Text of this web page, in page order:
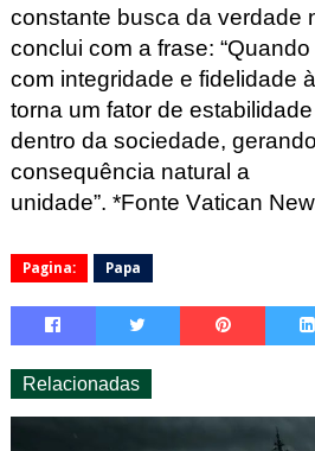
constante busca da verdade
conclui com a frase:
com integridade e fidelidade
torna um fator de
dentro da sociedade,
consequência natural a
unidade”. *Fonte Vatican
Pagina: Papa
Relacionadas